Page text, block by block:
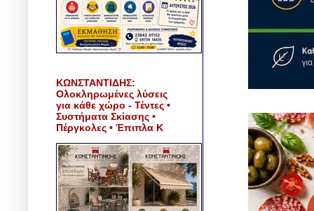
ΚΩΝΣΤΑΝΤΙΔΗΣ:
Ολοκληρωμένες λύσεις
για κάθε χώρο - Τέντες •
Συστήματα Σκίασης •
Πέργκολες • Έπιπλα Κ